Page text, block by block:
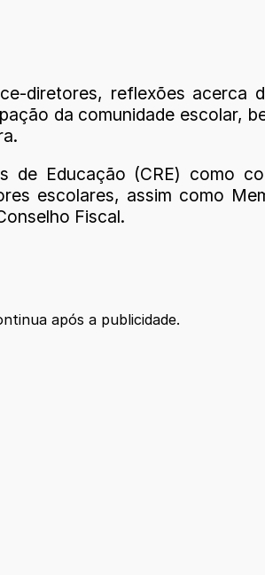
diretores, reflexões acerca
da comunidade escolar,
de Educação (CRE) como
escolares, assim como
Fiscal.
após a publicidade.